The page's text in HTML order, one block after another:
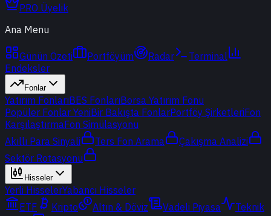
PRO Üyelik
Ana Menu
Günün Özeti Portföyüm Radar
Terminal
Endeksler
Fonlar
Yatırım FonlarıBES FonlarıBorsa Yatırım Fonu
Popüler Fonlar YeniBir Bakışta FonlarPortföy ŞirketleriFon
KarşılaştırmaFon Simülasyonu
Akıllı Para Sinyali
Ters Fon Arama
Çakışma Analizi
Sektör Rotasyonu
Hisseler
Yerli HisselerYabancı Hisseler
ETF
Kripto Altın & Döviz Vadeli Piyasa
Teknik